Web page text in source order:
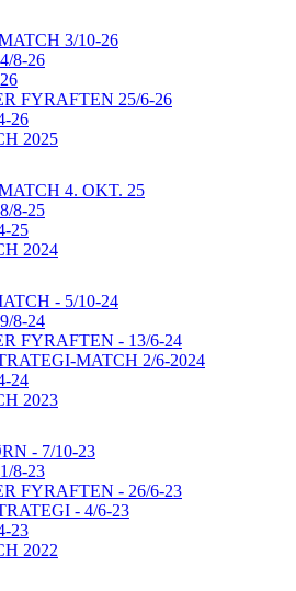
3/10-26
8-26
FYRAFTEN 25/6-26
26
2025
4. OKT. 25
8-25
25
2024
- 5/10-24
8-24
FYRAFTEN - 13/6-24
MATCH 2/6-2024
24
2023
- 7/10-23
8-23
FYRAFTEN - 26/6-23
- 4/6-23
23
2022